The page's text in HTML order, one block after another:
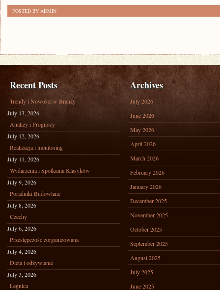
SUBSTANCJĄ
POSTED BY ADMIN
Recent Posts
Trendy i Nowości w Branży
July 13, 2026
Analizy i Prognozy
July 12, 2026
Realizacja i monitoring
July 11, 2026
Wydarzenia i Spotkania Klasyków
July 9, 2026
Poradniki Budowlane
July 8, 2026
Czechy
July 6, 2026
Przestępczośc zorganizowana
July 4, 2026
Dieta i odżywianie
July 3, 2026
Legnica
Archives
July 2026
June 2026
May 2026
April 2026
March 2026
February 2026
January 2026
December 2025
November 2025
October 2025
September 2025
August 2025
July 2025
June 2025